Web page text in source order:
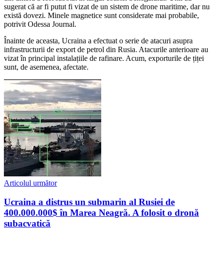
sugerat că ar fi putut fi vizat de un sistem de drone maritime, dar nu
există dovezi. Minele magnetice sunt considerate mai probabile,
potrivit Odessa Journal.
Înainte de aceasta, Ucraina a efectuat o serie de atacuri asupra
infrastructurii de export de petrol din Rusia. Atacurile anterioare au
vizat în principal instalațiile de rafinare. Acum, exporturile de țiței
sunt, de asemenea, afectate.
Articolul următor
Ucraina a distrus un submarin al Rusiei de
400.000.000$ în Marea Neagră. A folosit o dronă
subacvatică